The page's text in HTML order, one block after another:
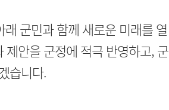
군민과 함께 새로운 미래를 열
안을 군정에 적극 반영하고, 군
습니다.